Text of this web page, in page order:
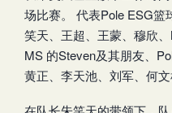
场比赛。 代表Pole ESG
笑天、王超、王蒙、穆欣
MS 的Steven及其朋友、
黄正、李天池、刘军、何文